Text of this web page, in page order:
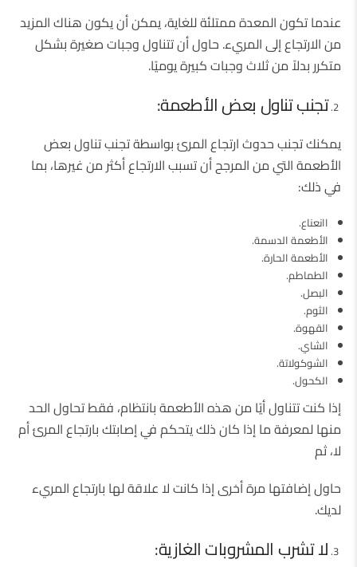
عندما تكون المعدة ممتلئة للغاية، يمكن أن يكون هناك المزيد
من الارتجاع إلى المريء. حاول أن تتناول وجبات صغيرة بشكل
متكرر بدلاً من ثلاث وجبات كبيرة يوميًا.
تجنب تناول بعض الأطعمة:
يمكنك تجنب حدوث ارتجاع المرئ بواسطة تجنب تناول بعض
الأطعمة التي من المرجح أن تسبب الارتجاع أكثر من غيرها، بما
في ذلك:
اانعناع.
الأطعمة الدسمة.
الأطعمة الحارة.
الطماطم.
البصل.
الثوم.
القهوة.
الشاي.
الشوكولاتة.
الكحول.
إذا كنت تتناول أيًا من هذه الأطعمة بانتظام، فقط تحاول الحد
منها لمعرفة ما إذا كان ذلك يتحكم في إصابتك بارتجاع المرئ أم
لا، ثم
حاول إضافتها مرة أخرى إذا كانت لا علاقة لها بارتجاع المريء
لديك.
لا تشرب المشروبات الغازية: